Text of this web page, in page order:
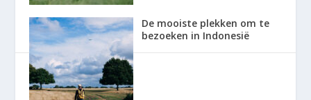
De mooiste plekken om te
bezoeken in Indonesië